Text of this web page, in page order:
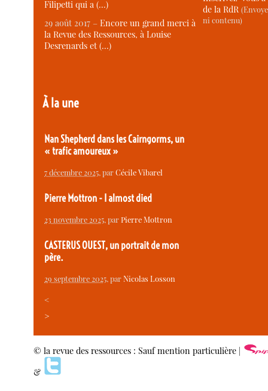
Filipetti qui a (…)
29 août 2017 –Encore un grand merci à
la Revue des Ressources, à Louise
Desrenards et (…)
À la une
Nan Shepherd dans les Cairngorms, un
« trafic amoureux »
7 décembre 2025, parCécile Vibarel
Pierre Mottron - I almost died
23 novembre 2025, parPierre Mottron
CASTERUS OUEST, un portrait de mon
père.
29 septembre 2025, parNicolas Losson
<
>
de la RdR
ni contenu)
© la revue des ressources : Sauf mention particulière |
&